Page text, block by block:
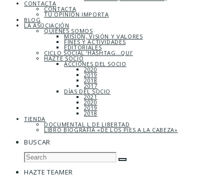
CONTACTA
CONTACTA
TU OPINIÓN IMPORTA
BLOG
LA ASOCIACIÓN
QUIÉNES SOMOS
MISIÓN, VISIÓN Y VALORES
FINES Y ACTIVIDADES
EDITORIALES
CICLO SOCIAL ‘HASHTAG…QUI’
HAZTE SOCIO
ACCIONES DEL SOCIO
2020
2019
2018
2017
DÍAS DEL SOCIO
2021
2020
2019
2018
TIENDA
DOCUMENTAL L DE LIBERTAD
LIBRO BIOGRAFÍA «DE LOS PIES A LA CABEZA»
BUSCAR
HAZTE TEAMER